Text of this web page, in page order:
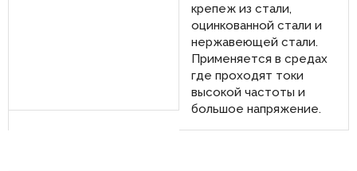
крепеж из стали,
оцинкованной стали и
нержавеющей стали.
Применяется в средах
где проходят токи
высокой частоты и
большое напряжение.